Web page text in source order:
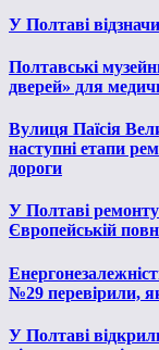
У Полтаві
Полтавські
дверей» для
Вулиця Паїсія
наступні етапи
дороги
У Полтаві
Європейській
№29 перевірили,
У Полтаві